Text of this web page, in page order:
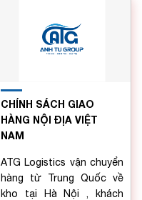
CHÍNH SÁCH GIAO
HÀNG NỘI ĐỊA VIỆT
NAM
ATG Logistics vận chuyển
hàng từ Trung Quốc về
kho tại Hà Nội , khách